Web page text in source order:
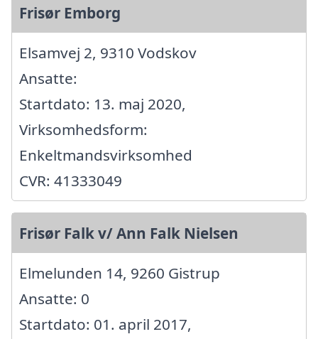
Frisør Emborg
Elsamvej 2, 9310 Vodskov
Ansatte:
Startdato: 13. maj 2020,
Virksomhedsform:
Enkeltmandsvirksomhed
CVR: 41333049
Frisør Falk v/ Ann Falk Nielsen
Elmelunden 14, 9260 Gistrup
Ansatte: 0
Startdato: 01. april 2017,